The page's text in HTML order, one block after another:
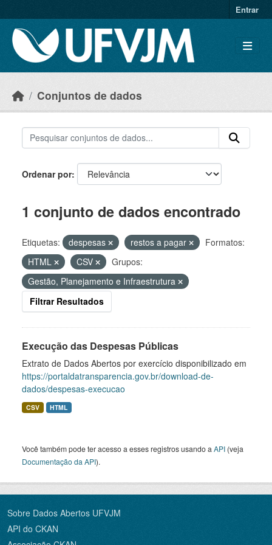
Entrar
Conjuntos de dados
Ordenar por
1 conjunto de dados encontrado
Etiquetas: despesas restos a pagar
Formatos:
HTML
CSV
Grupos:
Gestão, Planejamento e Infraestrutura
Filtrar Resultados
Execução das Despesas Públicas
Extrato de Dados Abertos por exercício disponibilizado em
https://portaldatransparencia.gov.br/download-de-
dados/despesas-execucao
CSV HTML
Você também pode ter acesso a esses registros usando a API (veja
Documentação da API).
Sobre Dados Abertos UFVJM
API do CKAN